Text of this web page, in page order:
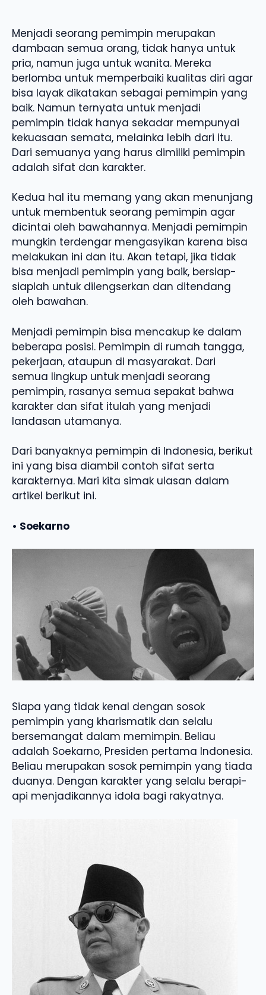
Menjadi seorang pemimpin merupakan
dambaan semua orang, tidak hanya untuk
pria, namun juga untuk wanita. Mereka
berlomba untuk memperbaiki kualitas diri agar
bisa layak dikatakan sebagai pemimpin yang
baik. Namun ternyata untuk menjadi
pemimpin tidak hanya sekadar mempunyai
kekuasaan semata, melainka lebih dari itu.
Dari semuanya yang harus dimiliki pemimpin
adalah sifat dan karakter.
Kedua hal itu memang yang akan menunjang
untuk membentuk seorang pemimpin agar
dicintai oleh bawahannya. Menjadi pemimpin
mungkin terdengar mengasyikan karena bisa
melakukan ini dan itu. Akan tetapi, jika tidak
bisa menjadi pemimpin yang baik, bersiap-
siaplah untuk dilengserkan dan ditendang
oleh bawahan.
Menjadi pemimpin bisa mencakup ke dalam
beberapa posisi. Pemimpin di rumah tangga,
pekerjaan, ataupun di masyarakat. Dari
semua lingkup untuk menjadi seorang
pemimpin, rasanya semua sepakat bahwa
karakter dan sifat itulah yang menjadi
landasan utamanya.
Dari banyaknya pemimpin di Indonesia, berikut
ini yang bisa diambil contoh sifat serta
karakternya. Mari kita simak ulasan dalam
artikel berikut ini.
• Soekarno
Siapa yang tidak kenal dengan sosok
pemimpin yang kharismatik dan selalu
bersemangat dalam memimpin. Beliau
adalah Soekarno, Presiden pertama Indonesia.
Beliau merupakan sosok pemimpin yang tiada
duanya. Dengan karakter yang selalu berapi-
api menjadikannya idola bagi rakyatnya.